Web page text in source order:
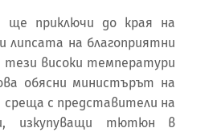
ще приключи до края на
липсата на благоприятни
високи температури
обясни министърът на
с представители на
изкупуващи тютюн в